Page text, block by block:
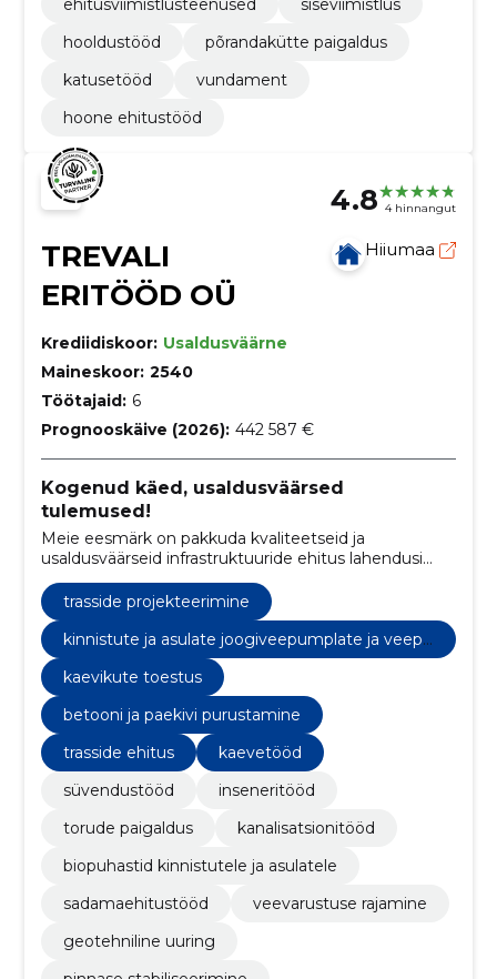
ehitusviimistlusteenused
siseviimistlus
hooldustööd
põrandakütte paigaldus
katusetööd
vundament
hoone ehitustööd
4.8 4 hinnangut
TREVALI
ERITÖÖD OÜ
Hiiumaa
Krediidiskoor: Usaldusväärne
Maineskoor: 2540
Töötajaid: 6
Prognooskäive (2026): 442 587 €
Kogenud käed, usaldusväärsed
tulemused!
Meie eesmärk on pakkuda kvaliteetseid ja
usaldusväärseid infrastruktuuride ehitus lahendusi
et tulemused vastavad kõrgetele standarditele.
trasside projekteerimine
kinnistute ja asulate joogiveepumplate ja veepu
hastusseadmete ehitamine
kaevikute toestus
betooni ja paekivi purustamine
trasside ehitus
kaevetööd
süvendustööd
inseneritööd
torude paigaldus
kanalisatsionitööd
biopuhastid kinnistutele ja asulatele
sadamaehitustööd
veevarustuse rajamine
geotehniline uuring